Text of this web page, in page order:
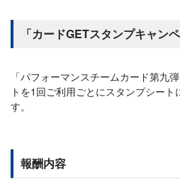
「カードGETスタンプキャン
「パフォーマンスチームカード第九
トを1回ご利用ごとにスタンプシー
す。
報酬内容